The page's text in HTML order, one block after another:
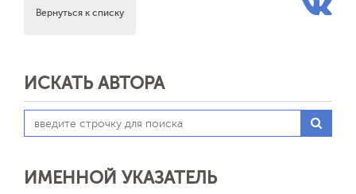
Вернуться к списку
ИСКАТЬ АВТОРА
ИМЕННОЙ УКАЗАТЕЛЬ